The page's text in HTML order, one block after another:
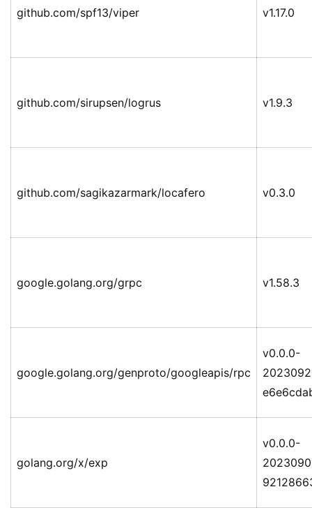
github.com/spf13/viper v1.17.0
github.com/sirupsen/logrus v1.9.3
github.com/sagikazarmark/locafero v0.3.0
google.golang.org/grpc v1.58.3
google.golang.org/genproto/googleapis/rpc
v0.0.0-
golang.org/x/exp
v0.0.0-